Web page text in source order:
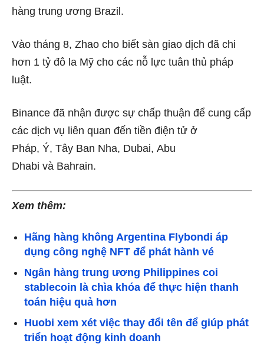
hàng trung ương Brazil.
Vào tháng 8, Zhao cho biết sàn giao dịch đã chi
hơn 1 tỷ đô la Mỹ cho các nỗ lực tuân thủ pháp
luật.
Binance đã nhận được sự chấp thuận để cung cấp
các dịch vụ liên quan đến tiền điện tử ở
Pháp, Ý, Tây Ban Nha, Dubai, Abu
Dhabi và Bahrain.
Xem thêm:
Hãng hàng không Argentina Flybondi áp
dụng công nghệ NFT để phát hành vé
Ngân hàng trung ương Philippines coi
stablecoin là chìa khóa để thực hiện thanh
toán hiệu quả hơn
Huobi xem xét việc thay đổi tên để giúp phát
triển hoạt động kinh doanh